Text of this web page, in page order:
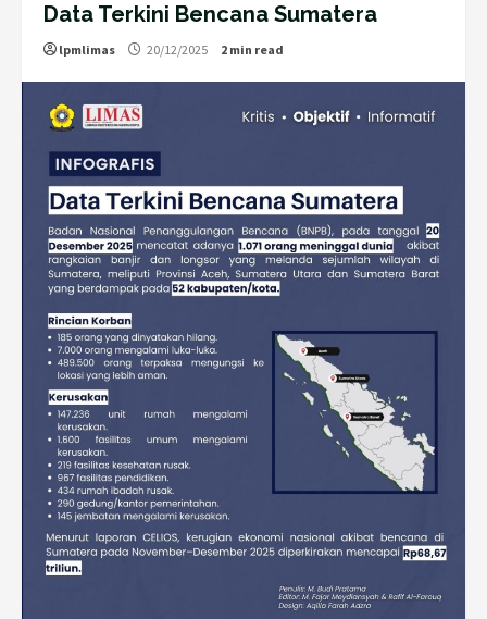
Data Terkini Bencana Sumatera
lpmlimas 20/12/2025 2 min read